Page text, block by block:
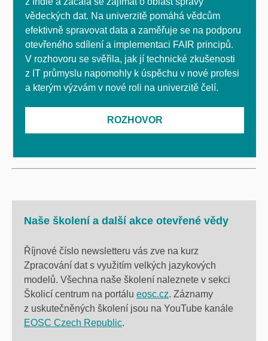
vědeckých dat. Na univerzitě pomáhá vědcům
efektivně spravovat data a zaměřuje se na podporu
otevřeného sdílení a implementaci FAIR principů.
V rozhovoru se svěřila, jak jí technické zkušenosti
z IT průmyslu napomohly k úspěchu v nové profesi
a kterým výzvám v nové roli na univerzitě čelí.
ROZHOVOR
Naše školení a další akce otevřené vědy
Říjnové číslo newsletteru vás zve na kurz
Zpracování dat s využitím velkých jazykových
modelů. Všechna naše školení naleznete v sekci
Školicí centrum na portálu eosc.cz. Záznamy
z uskutečněných školení jsou na YouTube kanále
EOSC Czech Republic.